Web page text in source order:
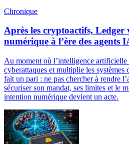
Chronique
Après les cryptoactifs, Ledger
numérique à l’ère des agents
Au moment où l’intelligence artificielle
cyberattaques et multiplie les systèmes
fait un pari : ne pas chercher à rendre
sécuriser son mandat, ses limites et le
intention numérique devient un acte.